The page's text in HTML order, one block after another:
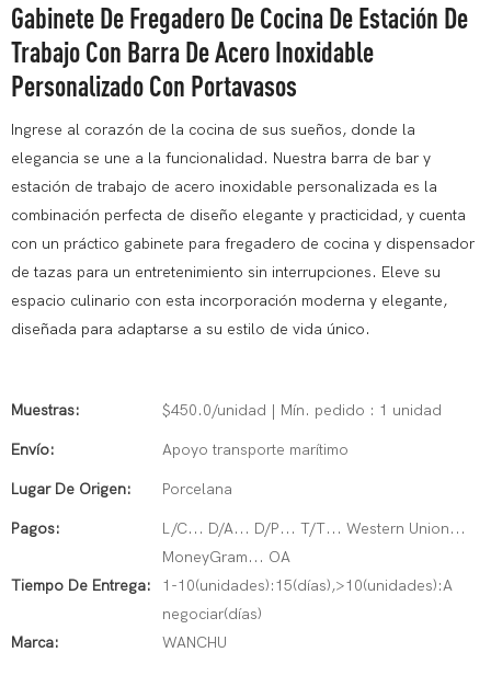
Gabinete De Fregadero De Cocina De Estación De
Trabajo Con Barra De Acero Inoxidable
Personalizado Con Portavasos
Ingrese al corazón de la cocina de sus sueños, donde la
elegancia se une a la funcionalidad. Nuestra barra de bar y
estación de trabajo de acero inoxidable personalizada es la
combinación perfecta de diseño elegante y practicidad, y cuenta
con un práctico gabinete para fregadero de cocina y dispensador
de tazas para un entretenimiento sin interrupciones. Eleve su
espacio culinario con esta incorporación moderna y elegante,
diseñada para adaptarse a su estilo de vida único.
Muestras: $450.0/unidad | Mín. pedido : 1 unidad
Envío: Apoyo transporte marítimo
Lugar De Origen: Porcelana
Pagos:
L/C... D/A... D/P... T/T... Western Union...
MoneyGram... OA
Tiempo De Entrega:
1-10(unidades):15(días),>10(unidades):A
negociar(días)
Marca:
WANCHU